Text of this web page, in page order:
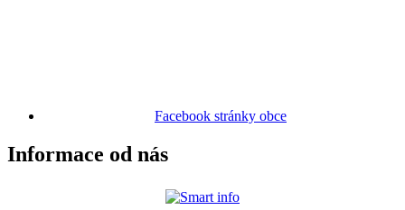
Facebook stránky obce
Informace od nás